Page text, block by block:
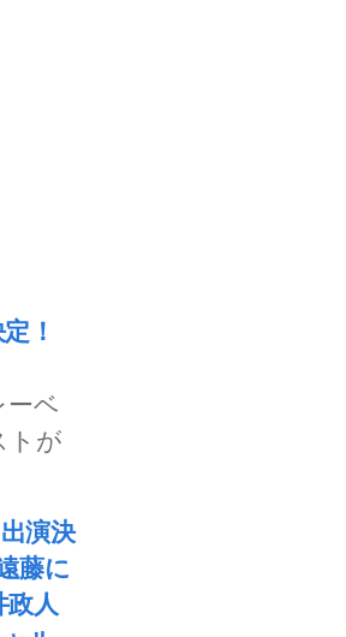
！
ーベ
トが
演決
藤に
政人